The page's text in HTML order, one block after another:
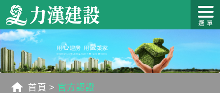
關於力
漢
最新消
息
作品介
紹
力漢學
堂
幸福工
藝
客戶服
首頁 官方認證